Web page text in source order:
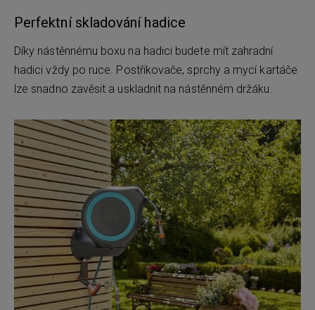
Perfektní skladování hadice
Díky nástěnnému boxu na hadici budete mít zahradní
hadici vždy po ruce. Postřikovače, sprchy a mycí kartáče
lze snadno zavěsit a uskladnit na nástěnném držáku.